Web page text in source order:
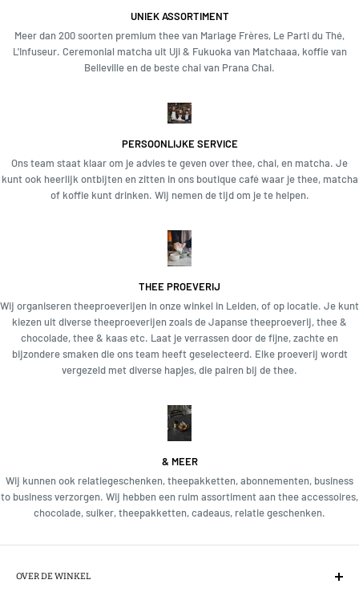
Was voorzichtig. Gebruik geen schurende reinigingsmiddelen of
staalwol. Plotselinge temperatuurverandering kan het product breken
of verbrijzelen. Terwijl het glas heet is, giet er geen koude vloeistoffen
en vorm van het product variëren in elk artikel vanwege het
productieproces. De markeringen op de kan zijn de referentiepunten
UNIEK ASSORTIMENT
Meer dan 200 soorten premium thee van Mariage Frères, Le Parti du Thé,
L'Infuseur. Ceremonial matcha uit Uji & Fukuoka van Matchaaa, koffie van
Belleville en de beste chai van Prana Chai.
PERSOONLIJKE SERVICE
Ons team staat klaar om je advies te geven over thee, chai, en matcha. Je
kunt ook heerlijk ontbijten en zitten in ons boutique café waar je thee, matcha
of koffie kunt drinken. Wij nemen de tijd om je te helpen.
THEE PROEVERIJ
Wij organiseren theeproeverijen in onze winkel in Leiden, of op locatie. Je kunt
kiezen uit diverse theeproeverijen zoals de Japanse theeproeverij, thee &
chocolade, thee & kaas etc. Laat je verrassen door de fijne, zachte en
bijzondere smaken die ons team heeft geselecteerd. Elke proeverij wordt
vergezeld met diverse hapjes, die pairen bij de thee.
& MEER
Wij kunnen ook relatiegeschenken, theepakketten, abonnementen, business
to business verzorgen. Wij hebben een ruim assortiment aan thee accessoires,
chocolade, suiker, theepakketten, cadeaus, relatie geschenken.
OVER DE WINKEL